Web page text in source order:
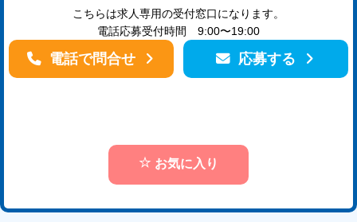
こちらは求人専用の受付窓口になります。
電話応募受付時間 9:00〜19:00
電話で問合せ 応募する
お気に入り